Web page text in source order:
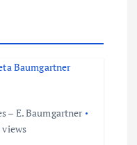
– E. Baumgartner